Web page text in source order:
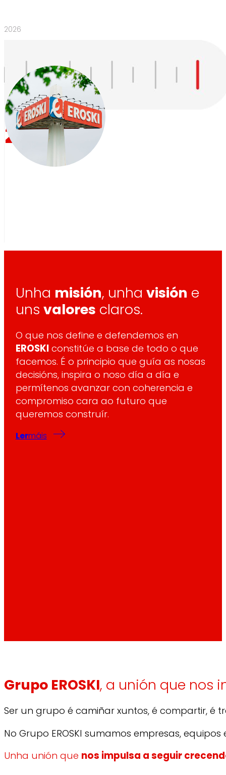
2026
2026
Unha misión, unha visión e
uns valores claros.
O que nos define e defendemos en
EROSKIconstitúe a base de todo o que
facemos. É o principio que guía as nosas
decisións, inspira o noso día a día e
permítenos avanzar con coherencia e
compromiso cara ao futuro que
queremos construír.
Lermáis
Grupo EROSKI, a unión que nos
Ser un grupo é camiñar xuntos, é compartir,
No Grupo EROSKI sumamos empresas,
Unha unión que nos impulsa a seguir